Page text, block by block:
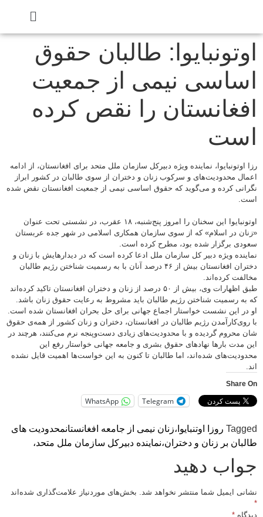
اوتونبایوا: طالبان حقوق
اساسی نیمی از جمعیت
افغانستان را نقص کرده
است
رزا اوتونبایوا، نماینده ویژه دبیرکل سازمان ملل متحد برای افغانستان، از ادامه
اعمال محدودیت‌های و سرکوب زنان و دختران از سوی طالبان در کشور ابراز
نگرانی کرده و می‌گوید که حقوق اساسی نیمی از جمعیت افغانستان نقض شده
است.
اوتونبایوا این سخنان را امروز پنج‌شنبه، ۱۸ عقرب، در نشستی تحت عنوان
«زنان در اسلام» که از سوی سازمان همکاری اسلامی در شهر جده عربستان
سعودی برگزار شده بود، مطرح کرده است.
نماینده ویژه دبیر کل سازمان ملل ادعا کرده است که در دیدارهایش با زنان و
دختران افغانستان بیش از ۴۶ درصد آنان با به رسمیت شناختن رژیم طالبان
مخالفت کرده‌‌اند.
طبق اظهارات وی، بیش از ۵۰ درصد از زنان و دختران افغانستان تاکید کرده‌اند
که به رسمیت شناختن رژیم طالبان باید مشروط به رعایت حقوق زنان باشد.
او در این نشست خواستار اجماع جهانی برای حل بحران افغانستان شده است.
با روی‌کارآمدن رژیم طالبان در افغانستان، دختران و زنان کشور از همه‌ی حقوق
شان محروم گردیده و با محدودیت‌های زیادی دست‌وپنجه نرم می‌کنند، هرچند در
این مدت بارها نهادهای حقوق بشری و جامعه جهانی خواستار رفع این
محدودیت‌های شده‌اند، اما طالبان تا کنون به این خواست‌ها اهمیت قایل نشده
اند.
Share On
Telegram
WhatsApp
Tagged روزا اوتنبایوا، زنان نیمی از جامعه افغانستانمحدودیت های
طالبان بر زنان و دختران،نماینده دبیرکل سازمان ملل متحد،
جواب دهید
نشانی ایمیل شما منتشر نخواهد شد. بخش‌های موردنیاز علامت‌گذاری شده‌اند
دیدگاه*